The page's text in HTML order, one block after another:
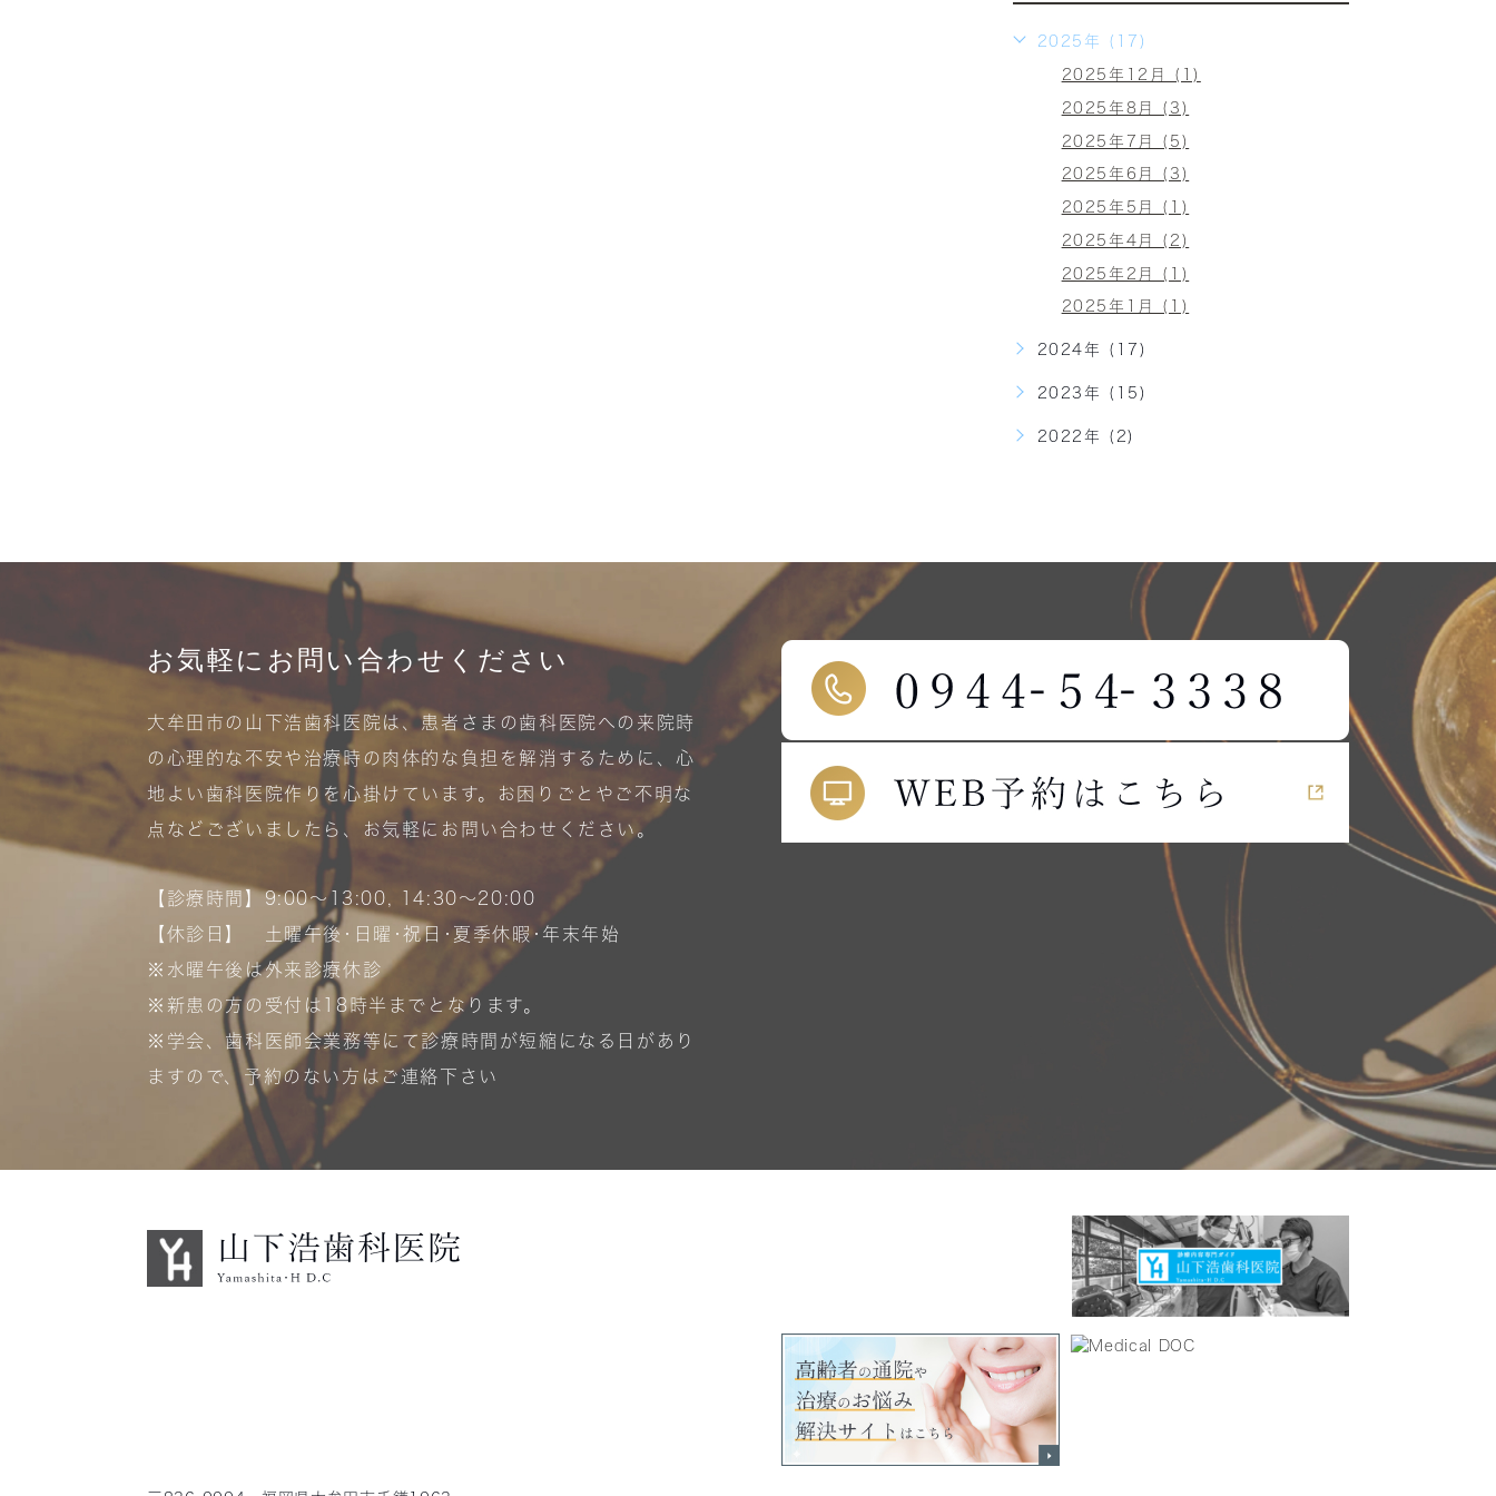
2025年 (17)
2025年12月 (1)
2025年8月 (3)
2025年7月 (5)
2025年6月 (3)
2025年5月 (1)
2025年4月 (2)
2025年2月 (1)
2025年1月 (1)
2024年 (17)
2023年 (15)
2022年 (2)
お気軽にお問い合わせください
大牟田市の山下浩歯科医院は、患者さまの歯科医院への来院時
の心理的な不安や治療時の肉体的な負担を解消するために、心
地よい歯科医院作りを心掛けています。お困りごとやご不明な
点などございましたら、お気軽にお問い合わせください。
【診療時間】9:00〜13:00, 14:30〜20:00
【休診日】 土曜午後･日曜･祝日･夏季休暇･年末年始
※水曜午後は外来診療休診
※新患の方の受付は18時半までとなります。
※学会、歯科医師会業務等にて診療時間が短縮になる日があり
ますので、予約のない方はご連絡下さい